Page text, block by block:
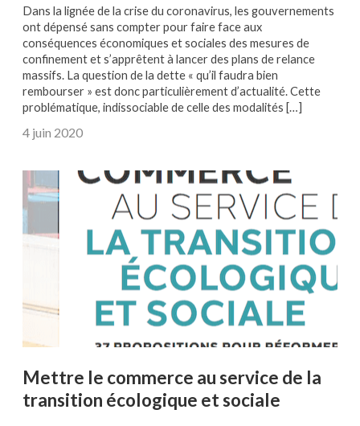
Dans la lignée de la crise du coronavirus, les gouvernements
ont dépensé sans compter pour faire face aux
conséquences économiques et sociales des mesures de
confinement et s’apprêtent à lancer des plans de relance
massifs. La question de la dette « qu’il faudra bien
rembourser » est donc particulièrement d’actualité. Cette
problématique, indissociable de celle des modalités […]
4 juin 2020
Mettre le commerce au service de la
transition écologique et sociale